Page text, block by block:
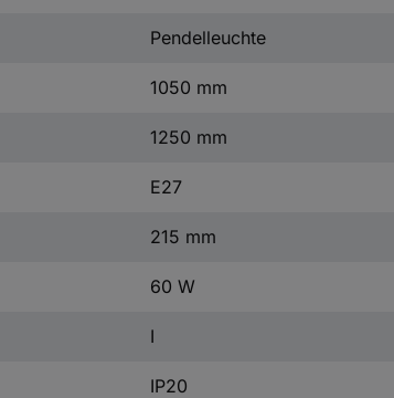
Pendelleuchte
1050 mm
1250 mm
E27
215 mm
60 W
I
IP20